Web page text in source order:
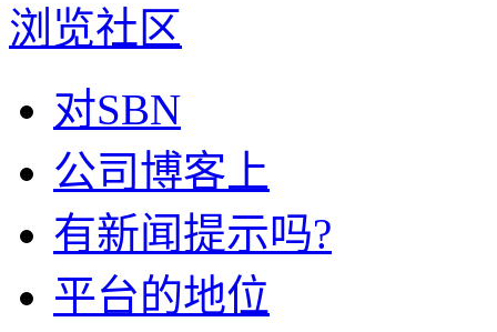
浏览社区
对SBN
公司博客上
有新闻提示吗?
平台的地位